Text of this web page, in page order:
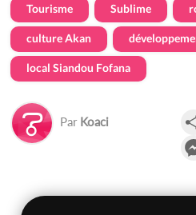
Tourisme Sublime
culture Akan
local Siandou Fofana
Par Koaci